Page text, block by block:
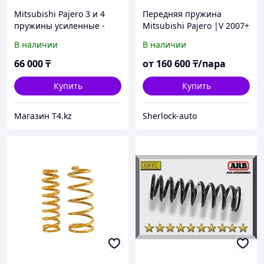
Mitsubishi Pajero 3 и 4
пружины усиленные -
В наличии
66 000₸
Купить
Магазин T4.kz
Передняя пружина
Mitsubishi Pajero |V 2007+
В наличии
от 160 600₸/пара
Купить
Sherlock-auto